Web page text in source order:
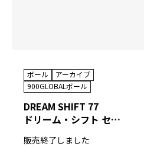
ボール
アーカイブ
900GLOBALボール
DREAM SHIFT 77
ドリーム・シフト セブンティセブン
販売終了しました